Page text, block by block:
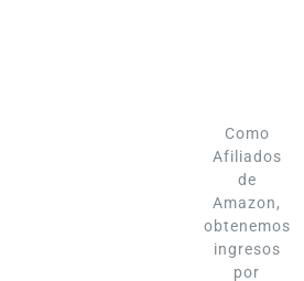
Como
Afiliados
de
Amazon,
obtenemos
ingresos
por